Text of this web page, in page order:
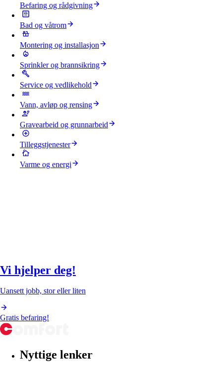
Befaring og rådgivning
Bad og våtrom
Montering og installasjon
Sprinkler og brannsikring
Service og vedlikehold
Vann, avløp og rensing
Gravearbeid og grunnarbeid
Tilleggstjenester
Varme og energi
Vi hjelper deg!
Uansett jobb, stor eller liten
Gratis befaring!
Nyttige lenker